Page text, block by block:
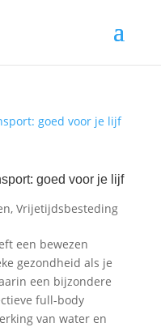
goed voor je lijf
, Vrijetijdsbesteding
een bewezen
gezondheid als je
een bijzondere
full-body
van water en